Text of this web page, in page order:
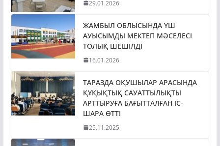
29.01.2026
ЖАМБЫЛ ОБЛЫСЫНДА ҮШ
АУЫСЫМДЫ МЕКТЕП МӘСЕЛЕСІ
ТОЛЫҚ ШЕШІЛДІ
16.01.2026
ТАРАЗДА ОҚУШЫЛАР АРАСЫНДА
ҚҰҚЫҚТЫҚ САУАТТЫЛЫҚТЫ
АРТТЫРУҒА БАҒЫТТАЛҒАН ІС-
ШАРА ӨТТІ
25.11.2025